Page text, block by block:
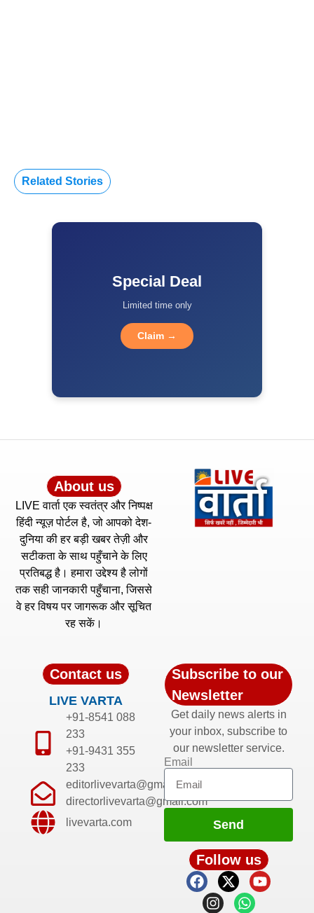
Related Stories
Special Deal
Limited time only
Claim →
About us
LIVE वार्ता एक स्वतंत्र और निष्पक्ष
हिंदी न्यूज़ पोर्टल है, जो आपको देश-
दुनिया की हर बड़ी खबर तेज़ी और
सटीकता के साथ पहुँचाने के लिए
प्रतिबद्ध है। हमारा उद्देश्य है लोगों
तक सही जानकारी पहुँचाना, जिससे
वे हर विषय पर जागरूक और सूचित
रह सकें।
Contact us
LIVE VARTA
+91-8541 088
233
+91-9431 355
233
editorlivevarta@gmail.com
directorlivevarta@gmail.com
livevarta.com
Subscribe to our
Newsletter
Get daily news alerts in
your inbox, subscribe to
our newsletter service.
Email
Send
Follow us